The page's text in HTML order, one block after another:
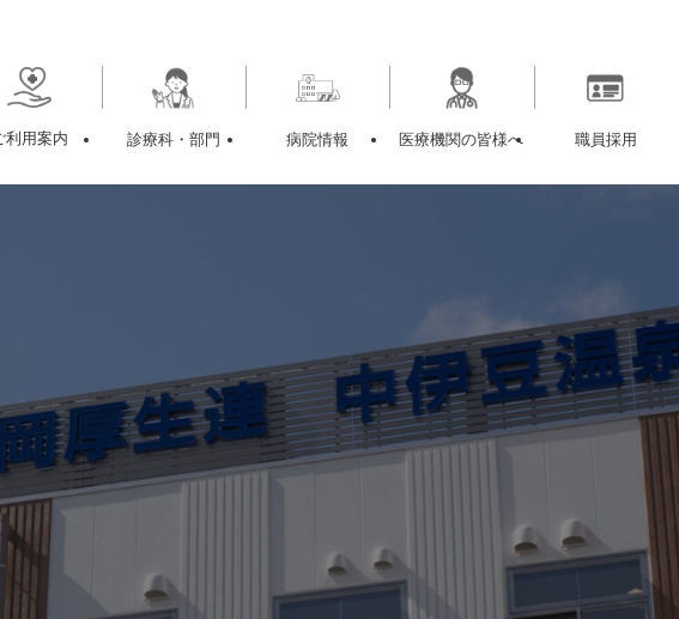
利用案内 診療科・部門 病院情報 医療機関の皆様へ 職員採用